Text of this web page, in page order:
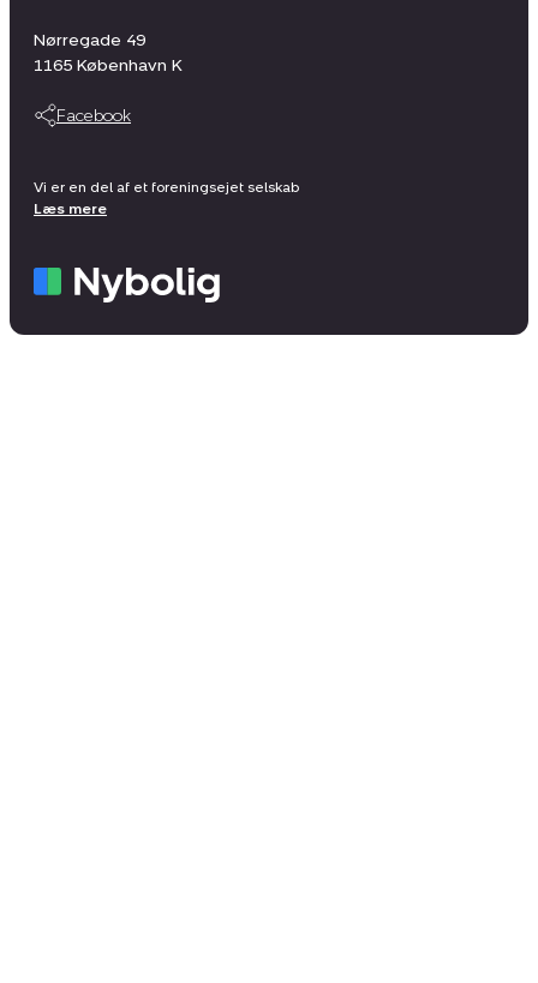
Nørregade 49
1165 København K
Facebook
Vi er en del af et foreningsejet selskab
Læs mere